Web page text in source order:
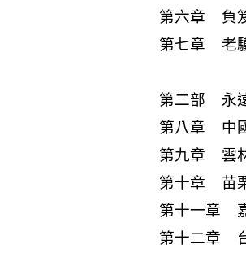
第六章 負
第七章 老
第二部 永
第八章 中
第九章 雲
第十章 苗
第十一章
第十二章